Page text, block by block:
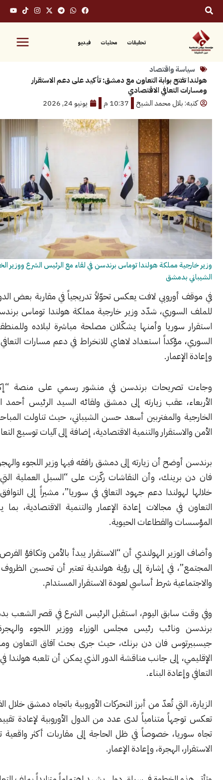
محليات فيديو
واقتصاد
بوابة التعاون مع دمشق: تأكيد على دعم الاستقرار
التعافي الاقتصادي
بلال محمد الشيخ
10:37 م يونيو 24, 2026
مملكة هولندا توماس برندسن في لقاء مع الرئيس الشرع ووزير الخارجية أسعد
بدمشق
لافت يعكس تحوّلاً تدريجياً في مقاربة بعض الدول الأوروبية
شدّد وزير خارجية مملكة هولندا توماس برندسن على أن
سوريا وأمنها يشكّلان مصلحة مباشرة لبلاده وللمنطقة وللشعب
مؤكداً استعداد لاهاي للانخراط في دعم مسارات التعافي الاقتصادي
برندسن في منشور رسمي على منصة “إكس” اليوم
عقب زيارته إلى دمشق ولقائه السيد الرئيس أحمد الشرع ووزير
والمغتربين أسعد حسن الشيباني، حيث تناولت المباحثات ملفات
والتنمية الاقتصادية، إضافة إلى آليات توسيع التعاون الثنائي.
أن زيارته إلى دمشق رافقه فيها وزير اللجوء والهجرة الهولندي
وأن النقاشات ركّزت على “السبل العملية التي يمكن من
دعم جهود التعافي في سوريا”، مشيراً إلى التوافق على تعزيز
في مجالات إعادة الإعمار والتنمية الاقتصادية، بما يشمل دعم
والقطاعات الحيوية.
الهولندي أن “الاستقرار يبدأ بالأمن وتكافؤ الفرص للجميع في
في إشارة إلى رؤية هولندية تعتبر أن تحسين الظروف الاقتصادية
شرط أساسي لعودة الاستقرار المستدام.
سابق اليوم، استقبل الرئيس الشرع في قصر الشعب بدمشق الوزير
ونائب رئيس مجلس الوزراء ووزير اللجوء والهجرة الهولندي
فان دن برنك، حيث جرى بحث آفاق التعاون وملفات الأمن
إلى جانب مناقشة الدور الذي يمكن أن تلعبه هولندا في دعم برامج
البناء.
التي تُعدّ من أبرز التحركات الأوروبية باتجاه دمشق خلال الفترة الأخيرة،
متنامياً لدى عدد من الدول الأوروبية لإعادة تقييم سياساتها
خصوصاً في ظل الحاجة إلى مقاربات أكثر واقعية تجاه ملفات
الهجرة، وإعادة الإعمار.